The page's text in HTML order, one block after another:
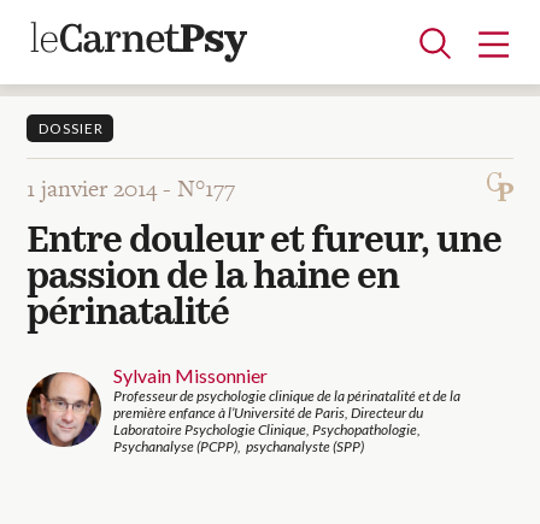
Articles
A la une
Adolescence
Dispositif
Enfance
Périnatalité
Psychanalyse
Psychopathologie
Soin
Dossiers
Auteurs
Blocs-notes
DOSSIER
1 janvier 2014 -N°177
Entre douleur et fureur, une
passion de la haine en
périnatalité
Sylvain Missonnier
Professeur de psychologie clinique de la périnatalité et de la
première enfance à l’Université de Paris, Directeur du
Laboratoire Psychologie Clinique, Psychopathologie,
Psychanalyse (PCPP), psychanalyste (SPP)